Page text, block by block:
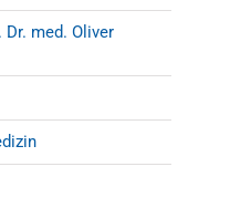
med. Oliver